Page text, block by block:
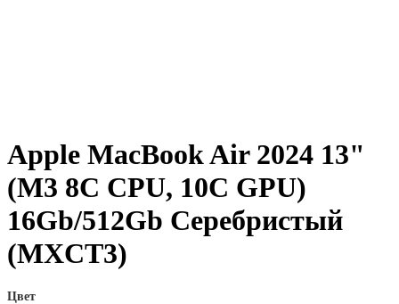
Apple MacBook Air 2024 13"
(М3 8C CPU, 10C GPU)
16Gb/512Gb Серебристый
(MXCT3)
Цвет